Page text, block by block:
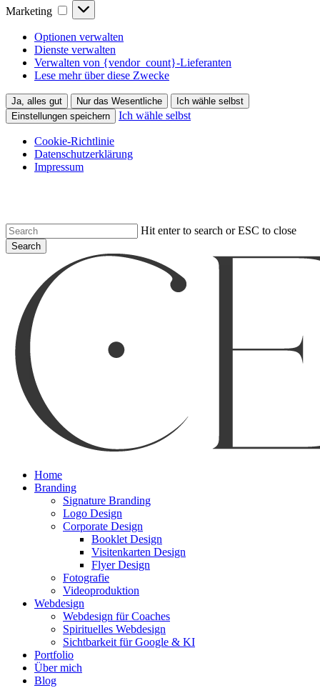
Marketing Marketing
Optionen verwalten
Dienste verwalten
Verwalten von {vendor_count}-Lieferanten
Lese mehr über diese Zwecke
Ja, alles gut Nur das Wesentliche
Ich wähle selbst
Einstellungen speichern
Ich wähle selbst
Cookie-Richtlinie
Datenschutzerklärung
Impressum
content
Hit enter to search or ESC to close
Search
Menu
Home
Branding
Signature Branding
Logo Design
Corporate Design
Booklet Design
Visitenkarten Design
Flyer Design
Fotografie
Videoproduktion
Webdesign
Webdesign für Coaches
Spirituelles Webdesign
Sichtbarkeit für Google & KI
Portfolio
Über mich
Blog